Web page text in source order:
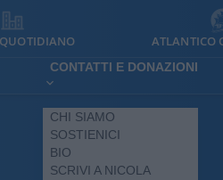
ATLANTICO
CONTATTI E DONAZIONI
CHI SIAMO
SOSTIENICI
BIO
SCRIVI A NICOLA